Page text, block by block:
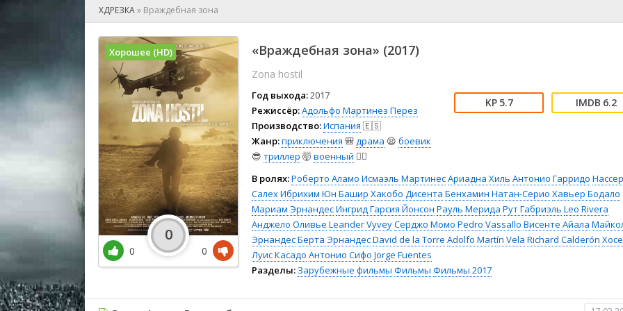
🕺 Мюзикл
👨‍💼 Новости
👨‍💻 Реальное тв
🎤 Ток-шоу
😱 Ужасы
🧙‍♀️ Фантастика
🤠 Фильм-нуар
🧝‍♂️ Фэнтези
🏅 Церемония
ХДРЕЗКА» Враждебная зона
«Враждебная зона» (2017)
Zona hostil
Год выхода:2017
Режиссёр:Адольфо Мартинез Перез
Производство:Испания 🇪🇸
Жанр:приключения 🎒драма 😫 боевик
😎 триллер 🤯военный 👨‍✈️
5.7 6.2
В ролях:Роберто Аламо Исмаэль МартинесАриадна Хиль Антонио Гарридо Нассер
Салех Ибрихим Юн Башир Хакобо Дисента Бенхамин Натан-Серио Хавьер Бодало
Мариам ЭрнандесИнгрид Гарсия Йонсон Рауль Мерида Рут Габриэль Leo Rivera
Анджело Оливье Leander VyveyСерджо Момо Pedro Vassallo Висенте Айала
ЭрнандесБерта ЭрнандесDavid de la Torre Adolfo Martín Vela Richard Calderón Хосе
Луис Касадо Антонио Сифо Jorge Fuentes
Разделы: Зарубежные фильмы Фильмы Фильмы 2017
Хорошее (HD)
0
0
0